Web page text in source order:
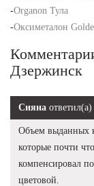
-Organon Тула
-Оксиметалон
Дзержинск
Сияна ответил(а)
Объем выданных
которые почти
компенсировал
цветовой.